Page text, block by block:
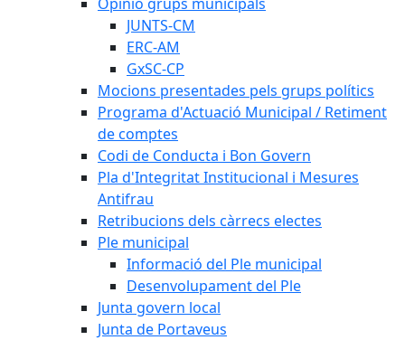
JUNTS-CM
ERC-AM
GxSC-CP
Mocions presentades pels grups polítics
Programa d'Actuació Municipal / Retiment
de comptes
Codi de Conducta i Bon Govern
Pla d'Integritat Institucional i Mesures
Antifrau
Retribucions dels càrrecs electes
Ple municipal
Informació del Ple municipal
Desenvolupament del Ple
Junta govern local
Junta de Portaveus